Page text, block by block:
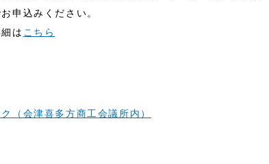
申込みください。
は こちら
（会津喜多方商工会議所内）